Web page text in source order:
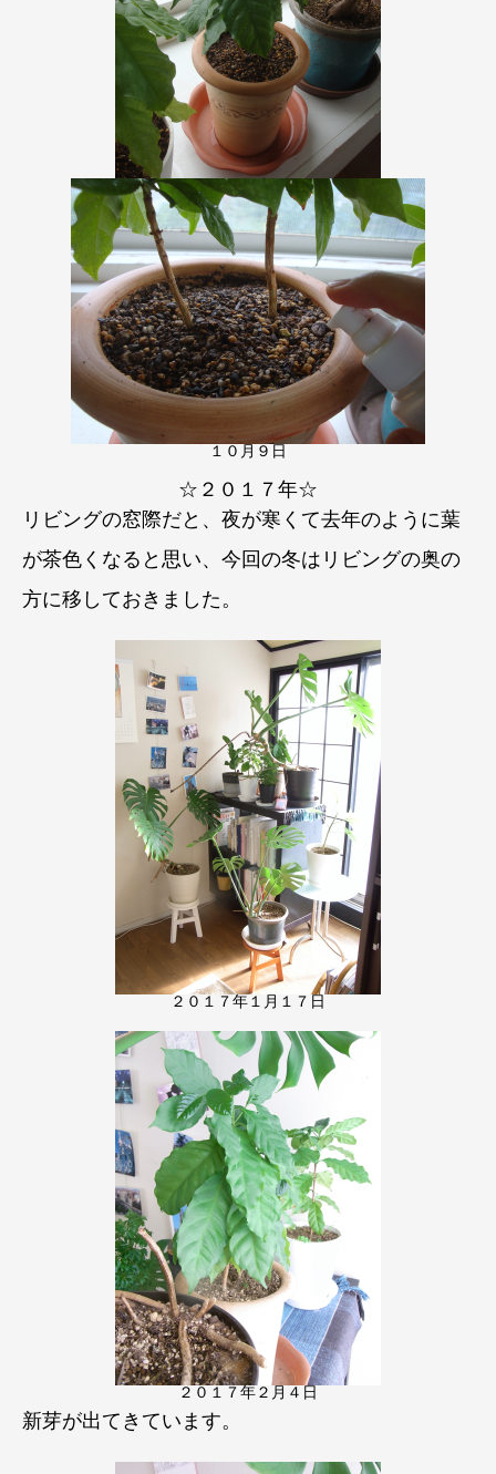
１０月９日
☆２０１７年☆
リビングの窓際だと、夜が寒くて去年のように葉
が茶色くなると思い、今回の冬はリビングの奥の
方に移しておきました。
２０１７年１月１７日
２０１７年２月４日
新芽が出てきています。